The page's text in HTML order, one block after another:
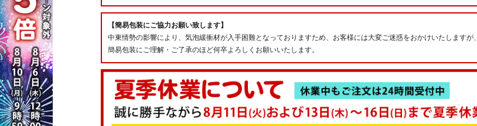
【簡易包装にご協力お願い致します】
中東情勢の影響により、気泡緩衝材が入手困難となっておりますため、お客様には大変ご迷惑をおかけいたしますが、
簡易包装にご理解・ご了承のほど何卒よろしくお願いいたします。